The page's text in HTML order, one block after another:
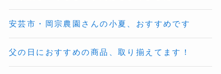
安芸市・岡宗農園さんの小夏、おすすめです
父の日におすすめの商品、取り揃えてます！